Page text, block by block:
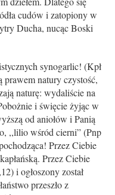
cudów i zatopiony w
Ducha, nucąc Boski
synogarlic! (Kpł
natury czystość,
naturę: wydaliście na
i święcie żyjąc w
od aniołów i Panią
,,lilio wśród cierni” (Pnp
Przez Ciebie
Przez Ciebie
i ogłoszony został
przeszło z